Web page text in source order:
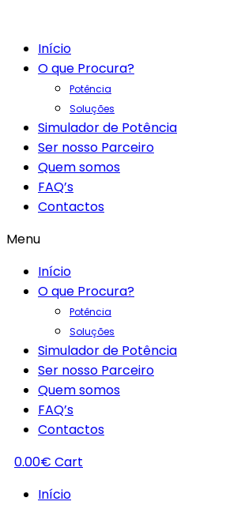
Início
O que Procura?
Potência
Soluções
Simulador de Potência
Ser nosso Parceiro
Quem somos
FAQ’s
Contactos
Menu
Início
O que Procura?
Potência
Soluções
Simulador de Potência
Ser nosso Parceiro
Quem somos
FAQ’s
Contactos
0.00€ Cart
Início